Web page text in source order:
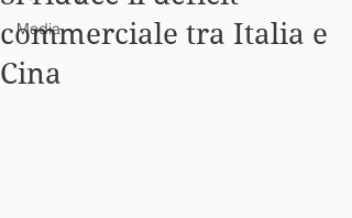
Media
commerciale tra Italia e
Cina